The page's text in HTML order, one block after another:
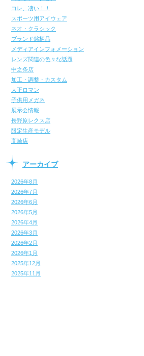
コレ、凄い！！
スポーツ用アイウェア
ネオ・クラシック
ブランド銘柄品
メディアインフォメーション
レンズ関連の色々な話題
中之条店
加工・調整・カスタム
大正ロマン
子供用メガネ
展示会情報
長野原レクス店
限定生産モデル
高崎店
アーカイブ
2026年8月
2026年7月
2026年6月
2026年5月
2026年4月
2026年3月
2026年2月
2026年1月
2025年12月
2025年11月